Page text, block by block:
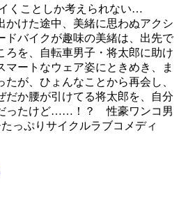
くことしか考えられない…
かけた途中、美緒に思わぬアクシ
イクが趣味の美緒は、出先で
ろを、自転車男子・将太郎に助け
マートなウェア姿にときめき、ま
が、ひょんなことから再会し、
か腰が引けてる将太郎を、自分
ったけど……！？ 性豪ワンコ男
っぷりサイクルラブコメディ